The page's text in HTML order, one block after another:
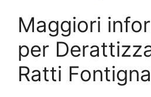
Maggiori
per
Ratti